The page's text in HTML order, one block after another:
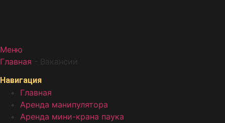
Меню
Главная
Вакансии
Навигация
Главная
Аренда манипулятора
Аренда мини-крана паука